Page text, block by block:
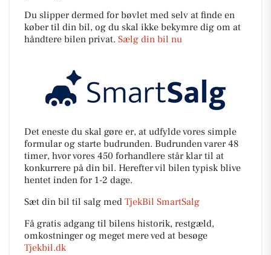
Du slipper dermed for bøvlet med selv at finde en
køber til din bil, og du skal ikke bekymre dig om at
håndtere bilen privat. Sælg din bil nu
Det eneste du skal gøre er, at udfylde vores simple
formular og starte budrunden. Budrunden varer 48
timer, hvor vores 450 forhandlere står klar til at
konkurrere på din bil. Herefter vil bilen typisk blive
hentet inden for 1-2 dage.
Sæt din bil til salg med TjekBil SmartSalg
Få gratis adgang til bilens historik, restgæld,
omkostninger og meget mere ved at besøge
Tjekbil.dk